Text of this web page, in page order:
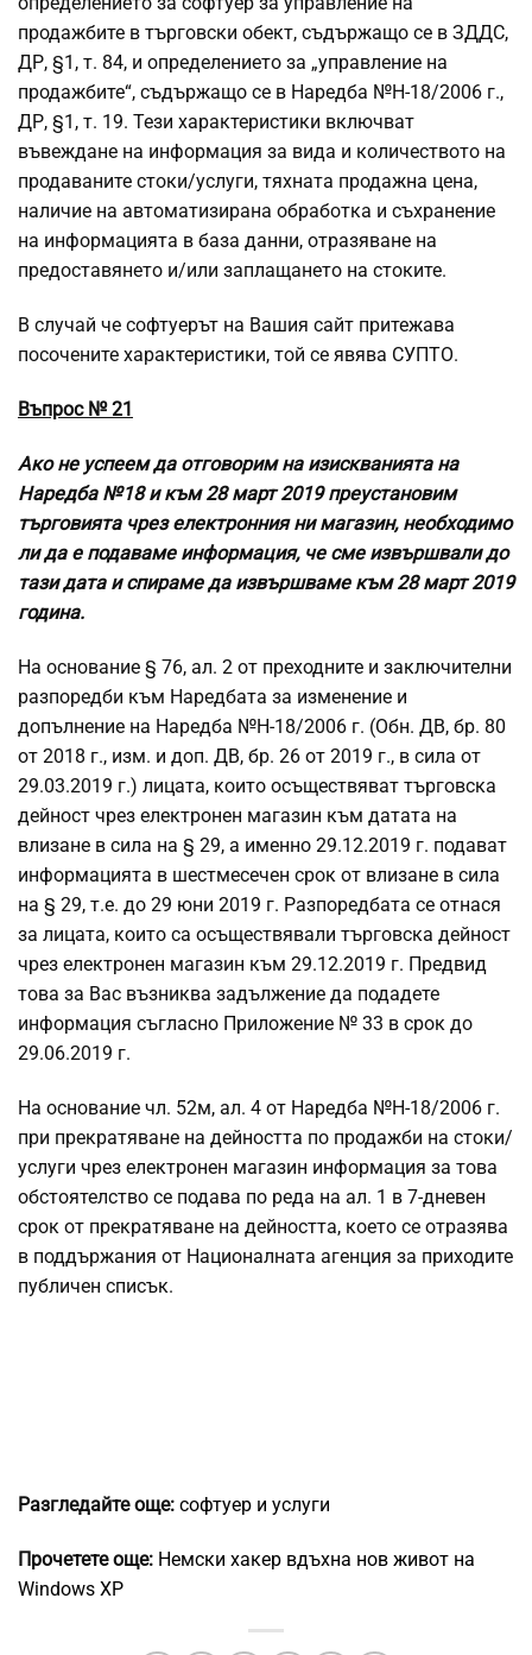
продажбите в търговски обект, съдържащо се в ЗДДС,
ДР, §1, т. 84, и определението за „управление на
продажбите“, съдържащо се в Наредба №Н-18/2006 г.,
ДР, §1, т. 19. Тези характеристики включват
въвеждане на информация за вида и количеството на
продаваните стоки/услуги, тяхната продажна цена,
наличие на автоматизирана обработка и съхранение
на информацията в база данни, отразяване на
предоставянето и/или заплащането на стоките.
В случай че софтуерът на Вашия сайт притежава
посочените характеристики, той се явява СУПТО.
Въпрос № 21
Ако не успеем да отговорим на изискванията на
Наредба №18 и към 28 март 2019 преустановим
търговията чрез електронния ни магазин, необходимо
ли да е подаваме информация, че сме извършвали до
тази дата и спираме да извършваме към 28 март 2019
година.
На основание § 76, ал. 2 от преходните и заключителни
разпоредби към Наредбата за изменение и
допълнение на Наредба №Н-18/2006 г. (Обн. ДВ, бр. 80
от 2018 г., изм. и доп. ДВ, бр. 26 от 2019 г., в сила от
29.03.2019 г.) лицата, които осъществяват търговска
дейност чрез електронен магазин към датата на
влизане в сила на § 29, а именно 29.12.2019 г. подават
информацията в шестмесечен срок от влизане в сила
на § 29, т.е. до 29 юни 2019 г. Разпоредбата се отнася
за лицата, които са осъществявали търговска дейност
чрез електронен магазин към 29.12.2019 г. Предвид
това за Вас възниква задължение да подадете
информация съгласно Приложение № 33 в срок до
29.06.2019 г.
На основание чл. 52м, ал. 4 от Наредба №Н-18/2006 г.
при прекратяване на дейността по продажби на стоки/
услуги чрез електронен магазин информация за това
обстоятелство се подава по реда на ал. 1 в 7-дневен
срок от прекратяване на дейността, което се отразява
в поддържания от Националната агенция за приходите
публичен списък.
Разгледайте още: софтуер и услуги
Прочетете още: Немски хакер вдъхна нов живот на
Windows XP